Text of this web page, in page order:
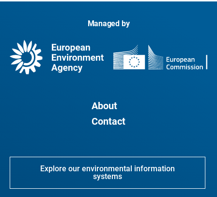
Managed by
About
Contact
Explore our environmental information
systems